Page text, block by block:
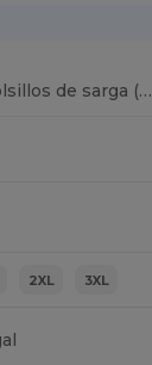
Pantalón multibolsillos de sarga (200g/m²), en algodón (35%) y poliéster (65%)
2XL 3XL